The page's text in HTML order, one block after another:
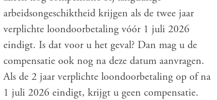
arbeidsongeschiktheid krijgen als de twee jaar
verplichte loondoorbetaling vóór 1 juli 2026
eindigt. Is dat voor u het geval? Dan mag u de
compensatie ook nog na deze datum aanvragen.
Als de 2 jaar verplichte loondoorbetaling op of na
1 juli 2026 eindigt, krijgt u geen compensatie.